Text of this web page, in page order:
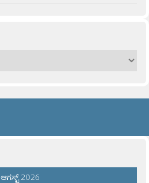
ಆಗಸ್ಟ್ 2026